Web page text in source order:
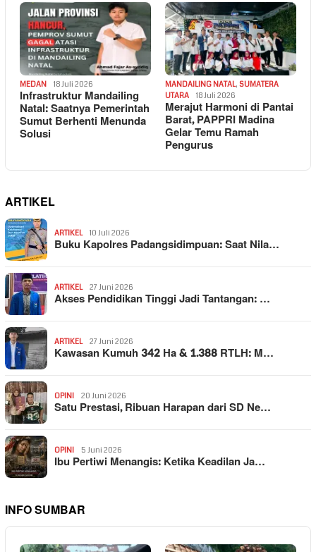
MEDAN 18 Juli 2026
Infrastruktur Mandailing
Natal: Saatnya Pemerintah
Sumut Berhenti Menunda
Solusi
MANDAILING NATAL, SUMATERA
UTARA
18 Juli 2026
Merajut Harmoni di Pantai
Barat, PAPPRI Madina
Gelar Temu Ramah
Pengurus
ARTIKEL
ARTIKEL 10 Juli 2026
Buku Kapolres Padangsidimpuan: Saat Nila…
ARTIKEL 27 Juni 2026
Akses Pendidikan Tinggi Jadi Tantangan: …
ARTIKEL 27 Juni 2026
Kawasan Kumuh 342 Ha & 1.388 RTLH: M…
OPINI 20 Juni 2026
Satu Prestasi, Ribuan Harapan dari SD Ne…
OPINI 5 Juni 2026
Ibu Pertiwi Menangis: Ketika Keadilan Ja…
INFO SUMBAR